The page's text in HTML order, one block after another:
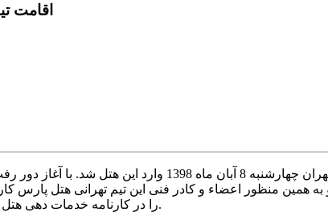
اقامت
خواهد رفت و به همین منظور اعضاء و کادر فنی این تیم تهرانی
را در کارنامه خدمات دهی هتل پارس آبادان به تیم های ورزشی میهمان در آبادان ثبت کردند.